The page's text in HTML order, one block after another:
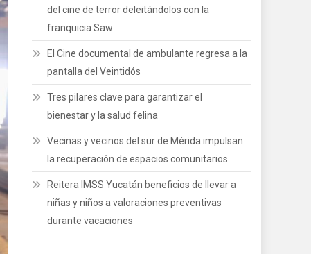
del cine de terror deleitándolos con la
franquicia Saw
El Cine documental de ambulante regresa a la
pantalla del Veintidós
Tres pilares clave para garantizar el
bienestar y la salud felina
Vecinas y vecinos del sur de Mérida impulsan
la recuperación de espacios comunitarios
Reitera IMSS Yucatán beneficios de llevar a
niñas y niños a valoraciones preventivas
durante vacaciones